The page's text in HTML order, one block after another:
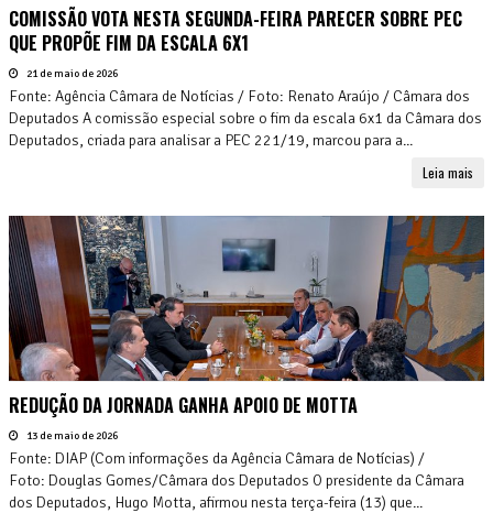
COMISSÃO VOTA NESTA SEGUNDA-FEIRA PARECER SOBRE PEC
QUE PROPÕE FIM DA ESCALA 6X1
21 de maio de 2026
Fonte: Agência Câmara de Notícias / Foto: Renato Araújo / Câmara dos
Deputados A comissão especial sobre o fim da escala 6x1 da Câmara dos
Deputados, criada para analisar a PEC 221/19, marcou para a...
Leia mais
REDUÇÃO DA JORNADA GANHA APOIO DE MOTTA
13 de maio de 2026
Fonte: DIAP (Com informações da Agência Câmara de Notícias) /
Foto: Douglas Gomes/Câmara dos Deputados O presidente da Câmara
dos Deputados, Hugo Motta, afirmou nesta terça-feira (13) que...